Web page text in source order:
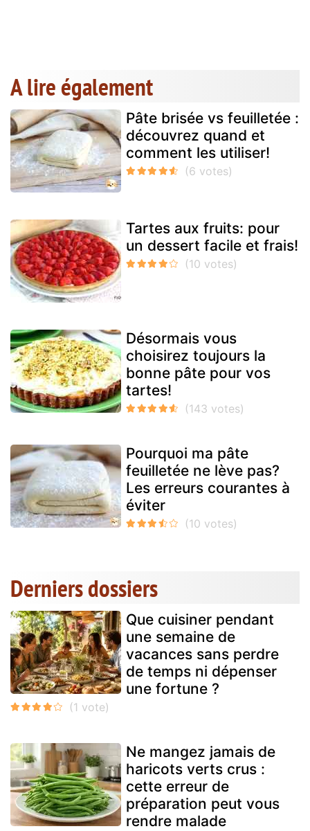
A lire également
Pâte brisée vs feuilletée :
découvrez quand et
comment les utiliser!
Tartes aux fruits: pour
un dessert facile et frais!
Désormais vous
choisirez toujours la
bonne pâte pour vos
tartes!
Pourquoi ma pâte
feuilletée ne lève pas?
Les erreurs courantes à
éviter
Derniers dossiers
Que cuisiner pendant
une semaine de
vacances sans perdre
de temps ni dépenser
une fortune ?
Ne mangez jamais de
haricots verts crus :
cette erreur de
préparation peut vous
rendre malade